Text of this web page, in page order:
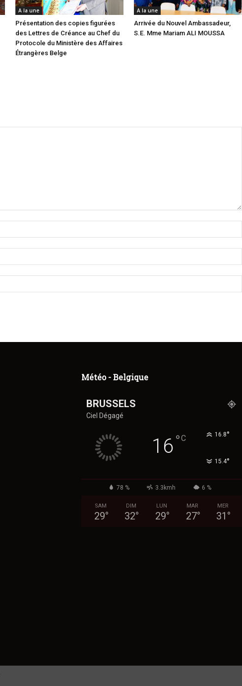
A la une
Présentation des copies figurées
des Lettres de Créance au Chef du
Protocole du Ministère des Affaires
Étrangères Belge
A la une
Arrivée du Nouvel Ambassadeur,
S.E. Mme Mariam ALI MOUSSA
Météo - Belgique
BRUSSELS
Ciel Dégagé
16°C 16.8°
15.4°
78 % 3.3kmh 6 %
SAM
29°
DIM
32°
LUN
29°
MAR
27°
MER
31 °